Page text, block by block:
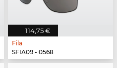
114,75 €
Fila
SFIA09 - 0568